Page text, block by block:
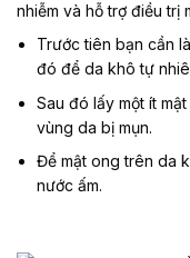
nhiễm và hỗ trợ điều trị
Trước tiên bạn cần
đó để da khô tự
Sau đó lấy một ít
vùng da bị mụn.
Để mật ong trên da
nước ấm.